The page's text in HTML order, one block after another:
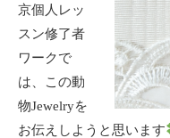
京個人レッ
スン修了者
ワークで
は、この動
物Jewelryを
お伝えしようと思います